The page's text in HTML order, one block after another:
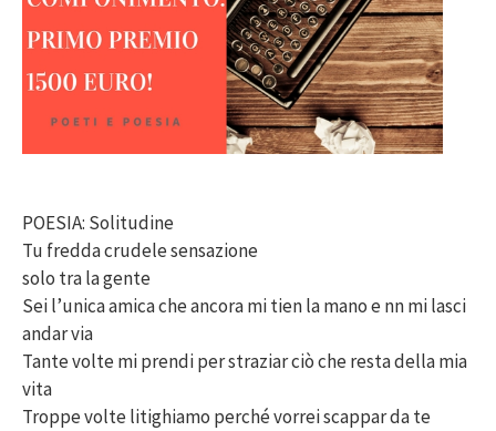
POESIA: Solitudine
Tu fredda crudele sensazione
solo tra la gente
Sei l’unica amica che ancora mi tien la mano e nn mi lasci
andar via
Tante volte mi prendi per straziar ciò che resta della mia
vita
Troppe volte litighiamo perché vorrei scappar da te